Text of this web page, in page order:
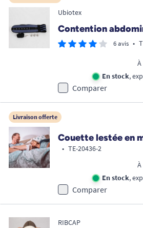
Ubiotex
Contention
6 avis •
En stock,
Comparer
Livraison offerte
Couette lestée en
• TE-20436-2
En stock,
Comparer
RIBCAP